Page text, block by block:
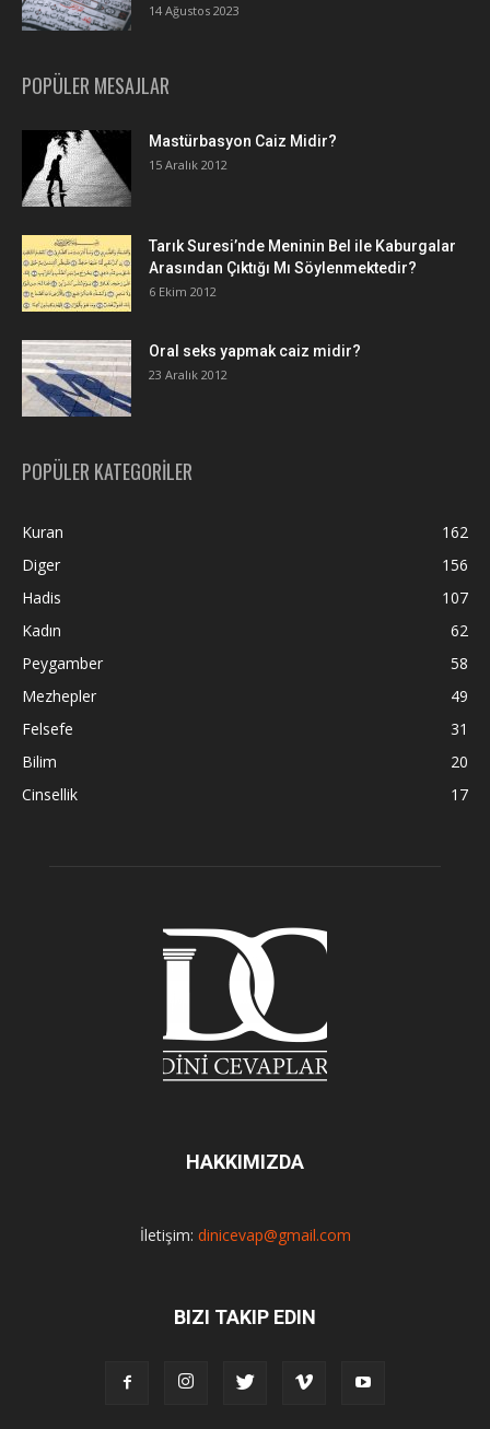
14 Ağustos 2023
POPÜLER MESAJLAR
Mastürbasyon Caiz Midir?
15 Aralık 2012
Tarık Suresi’nde Meninin Bel ile Kaburgalar
Arasından Çıktığı Mı Söylenmektedir?
6 Ekim 2012
Oral seks yapmak caiz midir?
23 Aralık 2012
POPÜLER KATEGORİLER
Kuran
162
Diger
156
Hadis
107
Kadın
62
Peygamber
58
Mezhepler
49
Felsefe
31
Bilim
20
Cinsellik
17
HAKKIMIZDA
İletişim: dinicevap@gmail.com
BIZI TAKIP EDIN